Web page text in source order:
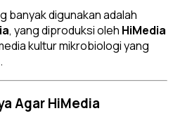
banyak digunakan adalah
, yang diproduksi oleh HiMedia
kultur mikrobiologi yang
Agar HiMedia